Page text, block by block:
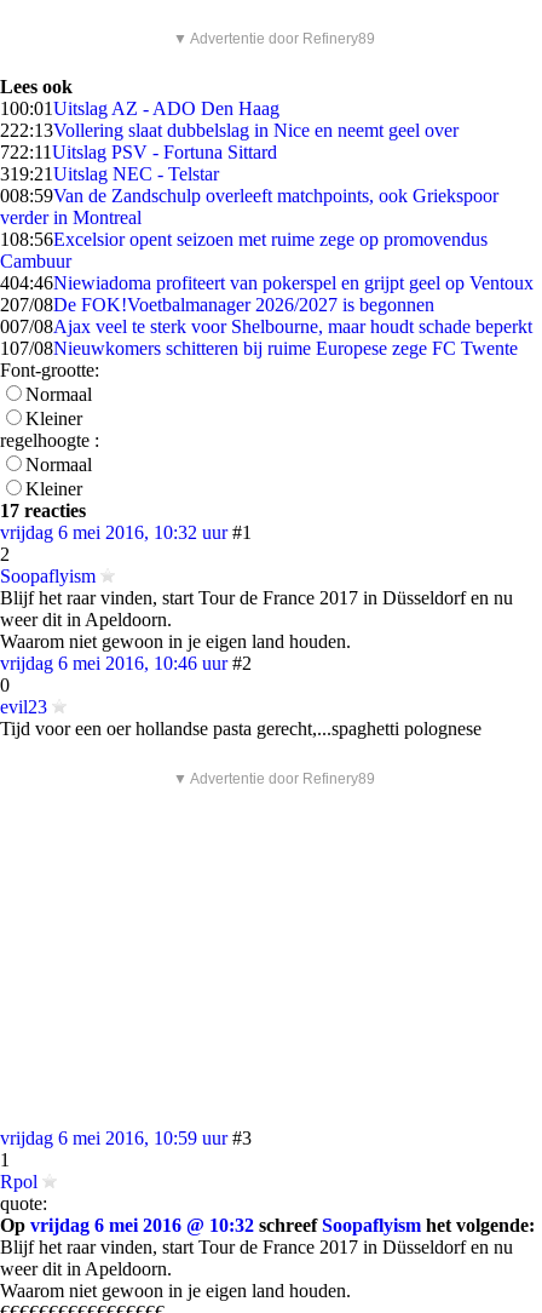
▼ Advertentie door Refinery89
Lees ook
100:01Uitslag AZ - ADO Den Haag
222:13Vollering slaat dubbelslag in Nice en neemt geel over
722:11Uitslag PSV - Fortuna Sittard
319:21Uitslag NEC - Telstar
008:59Van de Zandschulp overleeft matchpoints, ook Griekspoor
verder in Montreal
108:56Excelsior opent seizoen met ruime zege op promovendus
Cambuur
404:46Niewiadoma profiteert van pokerspel en grijpt geel op Ventoux
207/08De FOK!Voetbalmanager 2026/2027 is begonnen
007/08Ajax veel te sterk voor Shelbourne, maar houdt schade beperkt
107/08Nieuwkomers schitteren bij ruime Europese zege FC Twente
Font-grootte:
Normaal
Kleiner
regelhoogte :
Normaal
Kleiner
17 reacties
vrijdag 6 mei 2016, 10:32 uur #1
2
Soopaflyism
Blijf het raar vinden, start Tour de France 2017 in Düsseldorf en nu
weer dit in Apeldoorn.
Waarom niet gewoon in je eigen land houden.
vrijdag 6 mei 2016, 10:46 uur #2
0
evil23
Tijd voor een oer hollandse pasta gerecht,...spaghetti polognese
▼ Advertentie door Refinery89
vrijdag 6 mei 2016, 10:59 uur #3
1
Rpol
quote:
Op vrijdag 6 mei 2016 @ 10:32 schreefSoopaflyism het volgende:
Blijf het raar vinden, start Tour de France 2017 in Düsseldorf en nu
weer dit in Apeldoorn.
Waarom niet gewoon in je eigen land houden.